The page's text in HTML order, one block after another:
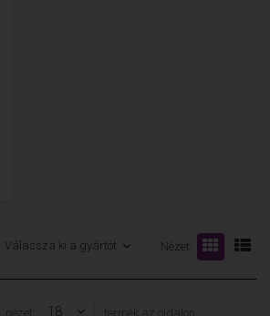
Nézet:
Válassza ki a gyártót
nézet: 18 termék az oldalon